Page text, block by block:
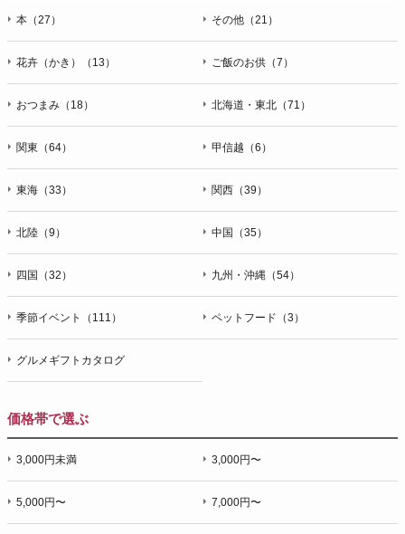
本（27） その他（21）
花卉（かき）（13） ご飯のお供（7）
おつまみ（18） 北海道・東北（71）
関東（64） 甲信越（6）
東海（33） 関西（39）
北陸（9） 中国（35）
四国（32） 九州・沖縄（54）
季節イベント（111） ペットフード（3）
グルメギフトカタログ
価格帯で選ぶ
3,000円未満 3,000円〜
5,000円〜 7,000円〜